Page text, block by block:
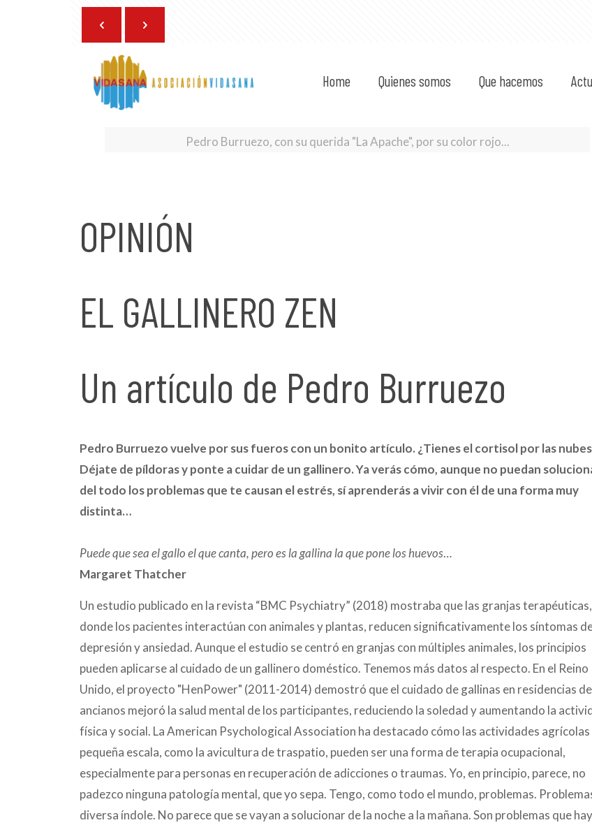
Home Quienes somos Que hacemos
22 de mayo de 2026
Pedro Burruezo, con su querida "La Apache", por su color rojo...
OPINIÓN
EL GALLINERO ZEN
Un artículo de Pedro Burruezo
Pedro Burruezo vuelve por sus fueros con un bonito artículo. ¿Tienes el cortisol por las
Déjate de píldoras y ponte a cuidar de un gallinero. Ya verás cómo, aunque no puedan
del todo los problemas que te causan el estrés, sí aprenderás a vivir con él de una forma muy
distinta…
Puede que sea el gallo el que canta, pero es la gallina la que pone los huevos…
Margaret Thatcher
Un estudio publicado en la revista “BMC Psychiatry” (2018) mostraba que las granjas terapéuticas,
donde los pacientes interactúan con animales y plantas, reducen significativamente los síntomas
depresión y ansiedad. Aunque el estudio se centró en granjas con múltiples animales, los principios
pueden aplicarse al cuidado de un gallinero doméstico. Tenemos más datos al respecto. En el Reino
Unido, el proyecto "HenPower" (2011-2014) demostró que el cuidado de gallinas en residencias de
ancianos mejoró la salud mental de los participantes, reduciendo la soledad y aumentando la
física y social. La American Psychological Association ha destacado cómo las actividades agrícolas
pequeña escala, como la avicultura de traspatio, pueden ser una forma de terapia ocupacional,
especialmente para personas en recuperación de adicciones o traumas. Yo, en principio, parece, no
padezco ninguna patología mental, que yo sepa. Tengo, como todo el mundo, problemas.
diversa índole. No parece que se vayan a solucionar de la noche a la mañana. Son problemas que